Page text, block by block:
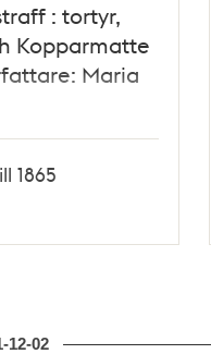
: tortyr,
Kopparmatte
Maria
1865
12-02